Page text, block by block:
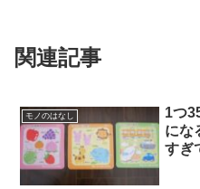
関連記事
モノのはなし
1つ
にな
すぎ